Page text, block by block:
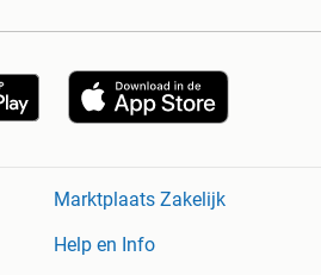
Marktplaats Zakelijk
Help en Info